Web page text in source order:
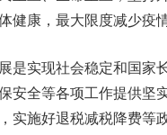
健康，最大限度减少疫
是实现社会稳定和国家
安全等各项工作提供坚
实施好退税减税降费等